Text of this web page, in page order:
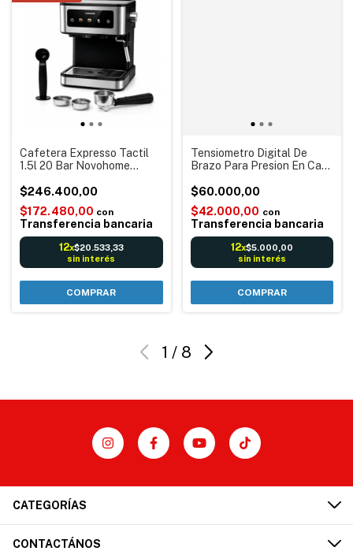
Cafetera Expresso Tactil
1.5l 20 Bar Novohome
Espresso Capuccino
cápsulas
$246.400,00
$172.480,00 con
Transferencia bancaria
12x$20.533,33
sin interés
Tensiometro Digital De
Brazo Para Presion En Casa
Memoria 2x150
$60.000,00
$42.000,00 con
Transferencia bancaria
12x$5.000,00
sin interés
1 / 8
CATEGORÍAS
CONTACTÁNOS